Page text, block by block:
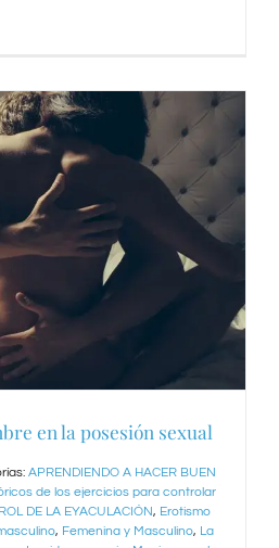
en la posesión sexual
APRENDIENDO A HACER BUEN
de los ejercicios para controlar
DE LA EYACULACIÓN, Erotismo
, Femenina y Masculino, La